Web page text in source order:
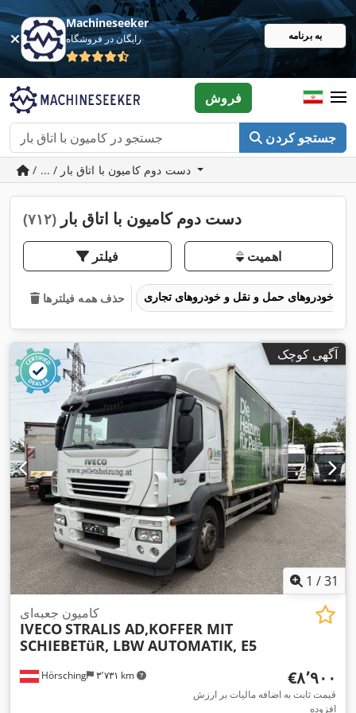
Machineseeker
رایگان در فروشگاه به برنامه
جستجو کردن
فروش
دست دوم کامیون با اتاق بار (۷۱۲)
فیلتر اهمیت
حذف همه فیلترها
آگهی کوچک
1 /31
Hörsching ۳٬۷۳۱ km
کامیون جعبه‌ای
IVECOSTRALIS AD,KOFFER MIT
SCHIEBETüR, LBW AUTOMATIK, E5
‎€۸٬۹۰۰
قیمت ثابت به اضافه مالیات بر ارزش
افزوده